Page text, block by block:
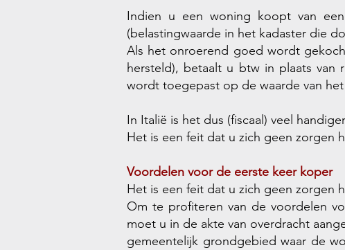
Indien u een woning koopt van
(belastingwaarde in het kadaster die
Als het onroerend goed wordt
hersteld), betaalt u btw in plaats van
wordt toegepast op de waarde van
In Italië is het dus (fiscaal) veel
Het is een feit dat u zich geen zorgen
Voordelen voor de eerste keer koper
Het is een feit dat u zich geen zorgen
Om te profiteren van de voordelen
moet u in de akte van overdracht
gemeentelijk grondgebied waar de